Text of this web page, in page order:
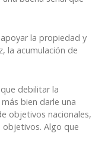
la propiedad y
la acumulación de
debilitar la
bien darle una
objetivos nacionales,
objetivos. Algo que